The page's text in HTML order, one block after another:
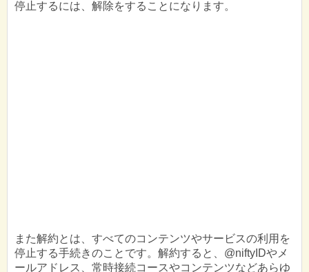
停止するには、解除をすることになります。
また解約とは、すべてのコンテンツやサービスの利用を
停止する手続きのことです。解約すると、@niftyIDやメ
ールアドレス、常時接続コースやコンテンツなどあらゆ